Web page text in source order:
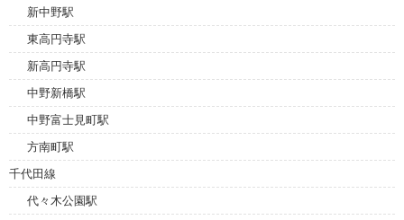
新中野駅
東高円寺駅
新高円寺駅
中野新橋駅
中野富士見町駅
方南町駅
千代田線
代々木公園駅